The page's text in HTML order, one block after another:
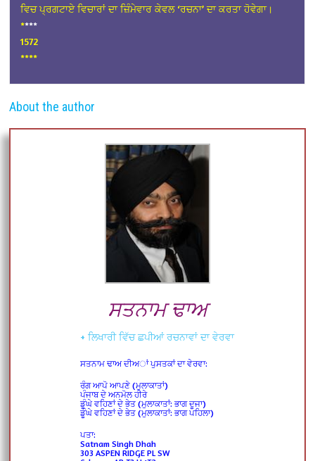
ਵਿਚ ਪ੍ਰਗਟਾਏ ਵਿਚਾਰਾਂ ਦਾ ਜ਼ਿੰਮੇਵਾਰ ਕੇਵਲ ‘ਰਚਨਾ’ ਦਾ ਕਰਤਾ ਹੋਵੇਗਾ।
****
1572
****
About the author
ਸਤਨਾਮ ਢਾਅ
+ ਲਿਖਾਰੀ ਵਿੱਚ ਛਪੀਆਂ ਰਚਨਾਵਾਂ ਦਾ ਵੇਰਵਾ
ਸਤਨਾਮ ਢਾਅ ਦੀਅਾਂ ਪੁਸਤਕਾਂ ਦਾ ਵੇਰਵਾ:
ਰੰਗ ਆਪੋ ਆਪਣੇ (ਮੁਲਾਕਾਤਾਂ)
ਪੰਜਾਬ ਦੇ ਅਨਮੋਲ ਹੀਰੇ
ਡੂੰਘੇ ਵਹਿਣਾਂ ਦੇ ਭੇਤ (ਮੁਲਾਕਾਤਾਂ: ਭਾਗ ਦੂਜਾ)
ਡੂੰਘੇ ਵਹਿਣਾਂ ਦੇ ਭੇਤ (ਮੁਲਾਕਾਤਾਂ: ਭਾਗ ਪਹਿਲਾ)
ਪਤਾ:
Satnam Singh Dhah
303 ASPEN RIDGE PL SW